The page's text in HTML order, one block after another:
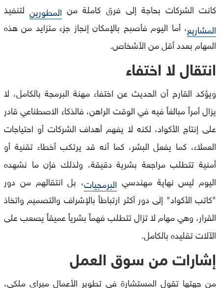
كانت الشركات بحاجة إلى فرق كاملة من المطورين لتنفيذ
المشاريع، أما اليوم فأصبح بالإمكان إنجاز جزء متزايد من هذه
المهام بعدد أقل من الأشخاص.
انتقال لا اختفاء
ويؤكد القارح أن الحديث عن اختفاء مهنة البرمجة بالكامل، لا
يزال أمراً مبالغاً فيه في الوقت الراهن، فالذكاء الاصطناعي قادر
على إنتاج الأكواد، لكنه لا يفهم أهداف الشركات أو احتياجات
العملاء، كما يفعل البشر، كما أنه قد يرتكب أخطاء تقنية أو
أمنية تتطلب مراجعة بشرية دقيقة، ولذلك فإن ما نشهده
اليوم ليس نهاية مهندسي البرمجيات، بل انتقالهم من دور
"كاتب الأكواد" إلى دور أكثر ارتباطاً بالإشراف والتصميم واتخاذ
القرار، وهي مهام لا تزال تتطلب فهماً بشرياً عميقاً يصعب على
الآلات تقليده بالكامل.
إشارات من سوق العمل
من جهتها تقول المستشارة في تطوير الأعمال ميراي ملكي،